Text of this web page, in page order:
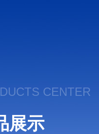
CENTER
展示